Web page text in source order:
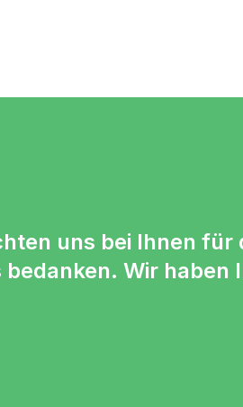
uns bei Ihnen für
Wir haben